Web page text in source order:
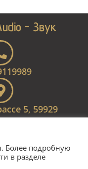
- Звук
5, 59929
Более подробную
в разделе